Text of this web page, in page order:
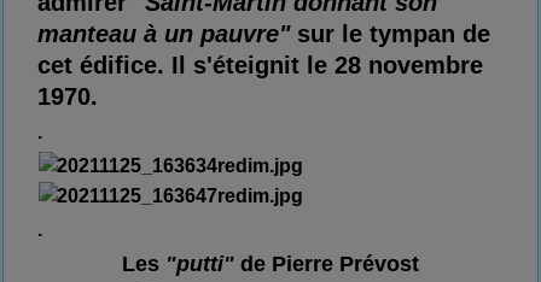
manteau à un pauvre" sur le tympan de
cet édifice. Il s'éteignit le 28 novembre
1970.
.
.
Les "putti" de Pierre Prévost